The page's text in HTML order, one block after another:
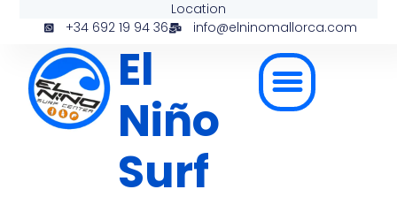
Location
+34 692 19 94 36
info@elninomallorca.com
El
Niño
Surf